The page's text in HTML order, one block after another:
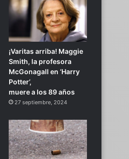
¡Varitas arriba! Maggie
Smith, la profesora
McGonagall en ‘Harry
Potter’,
muere a los 89 años
27 septiembre, 2024